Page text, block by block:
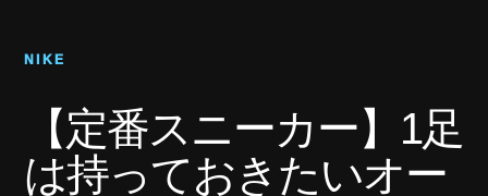
NIKE
【定番スニーカー】1足
は持っておきたいオー